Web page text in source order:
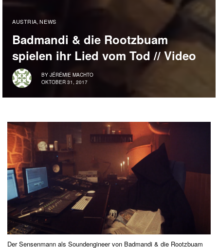
AUSTRIA, NEWS
Badmandi & die Rootzbuam
spielen ihr Lied vom Tod // Video
BY JÉRÉMIE MACHTO
OKTOBER 31, 2017
Der Sensenmann als Soundengineer von Badmandi & die Rootzbuam